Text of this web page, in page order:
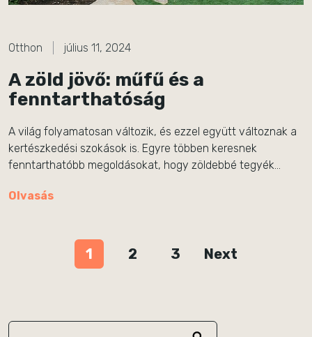
Otthon július 11, 2024
A zöld jövő: műfű és a
fenntarthatóság
A világ folyamatosan változik, és ezzel együtt változnak a
kertészkedési szokások is. Egyre többen keresnek
fenntarthatóbb megoldásokat, hogy zöldebbé tegyék…
Olvasás
1 2 3 Next